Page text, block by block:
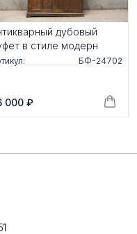
дубовый
в стиле модерн
БФ-24702
000 ₽